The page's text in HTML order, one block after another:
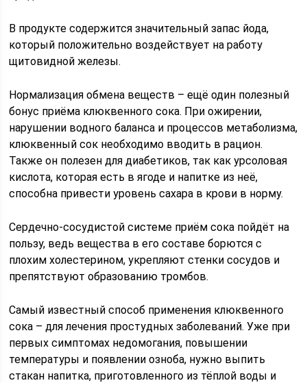
В продукте содержится значительный запас йода,
который положительно воздействует на работу
щитовидной железы.
Нормализация обмена веществ – ещё один полезный
бонус приёма клюквенного сока. При ожирении,
нарушении водного баланса и процессов метаболизма,
клюквенный сок необходимо вводить в рацион.
Также он полезен для диабетиков, так как урсоловая
кислота, которая есть в ягоде и напитке из неё,
способна привести уровень сахара в крови в норму.
Сердечно-сосудистой системе приём сока пойдёт на
пользу, ведь вещества в его составе борются с
плохим холестерином, укрепляют стенки сосудов и
препятствуют образованию тромбов.
Самый известный способ применения клюквенного
сока – для лечения простудных заболеваний. Уже при
первых симптомах недомогания, повышении
температуры и появлении озноба, нужно выпить
стакан напитка, приготовленного из тёплой воды и